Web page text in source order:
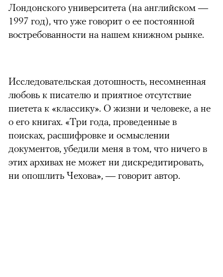
Лондонского университета (на английском —
1997 год), что уже говорит о ее постоянной
востребованности на нашем книжном рынке.
Исследовательская дотошность, несомненная
любовь к писателю и приятное отсутствие
пиетета к «классику». О жизни и человеке, а не
о его книгах. «Три года, проведенные в
поисках, расшифровке и осмыслении
документов, убедили меня в том, что ничего в
этих архивах не может ни дискредитировать,
ни опошлить Чехова», — говорит автор.